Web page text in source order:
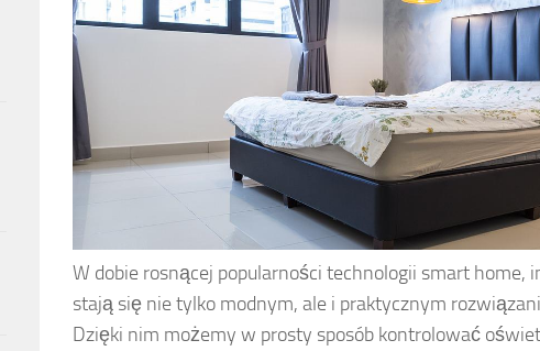
W dobie rosnącej popularności technologii smart home,
stają się nie tylko modnym, ale i praktycznym
Dzięki nim możemy w prosty sposób kontrolować